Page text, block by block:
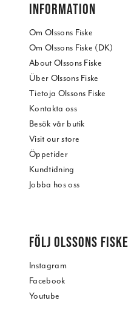
INFORMATION
Om Olssons Fiske
Om Olssons Fiske (DK)
About Olssons Fiske
Über Olssons Fiske
Tietoja Olssons Fiske
Kontakta oss
Besök vår butik
Visit our store
Öppetider
Kundtidning
Jobba hos oss
FÖLJ OLSSONS FISKE
Instagram
Facebook
Youtube